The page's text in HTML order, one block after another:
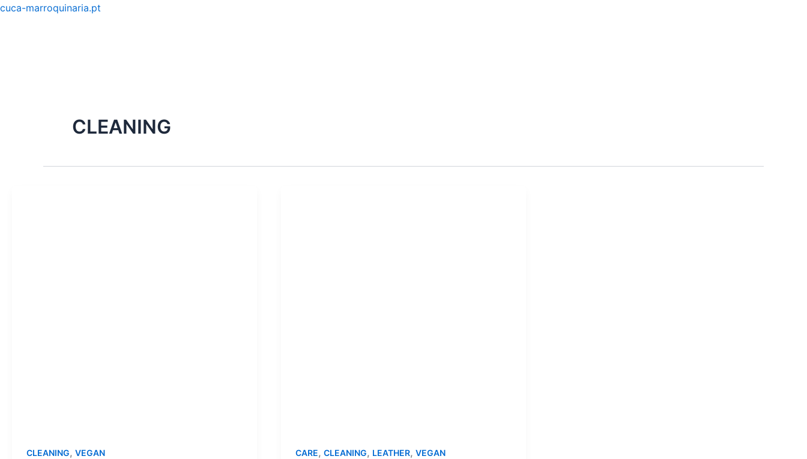
Skip
cuca-marroquinaria.pt
CLEANING
CLEANING, VEGAN CARE, CLEANING, LEATHER, VEGAN